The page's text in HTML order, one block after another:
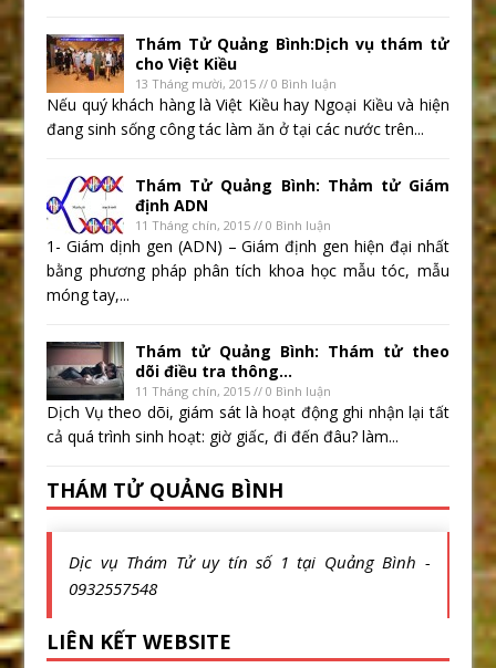
Thám Tử Quảng Bình:Dịch vụ thám tử
cho Việt Kiều
13 Tháng mười, 2015 // 0 Bình luận
Nếu quý khách hàng là Việt Kiều hay Ngoại Kiều và hiện
đang sinh sống công tác làm ăn ở tại các nước trên...
Thám Tử Quảng Bình: Thảm tử Giám
định ADN
11 Tháng chín, 2015 // 0 Bình luận
1- Giám dịnh gen (ADN) – Giám định gen hiện đại nhất
bằng phương pháp phân tích khoa học mẫu tóc, mẫu
móng tay,...
Thám tử Quảng Bình: Thám tử theo
dõi điều tra thông...
11 Tháng chín, 2015 // 0 Bình luận
Dịch Vụ theo dõi, giám sát là hoạt động ghi nhận lại tất
cả quá trình sinh hoạt: giờ giấc, đi đến đâu? làm...
THÁM TỬ QUẢNG BÌNH
Dịc vụ Thám Tử uy tín số 1 tại Quảng Bình -
0932557548
LIÊN KẾT WEBSITE